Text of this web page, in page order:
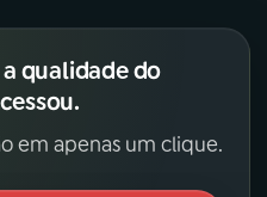
qualidade do
em apenas um clique.